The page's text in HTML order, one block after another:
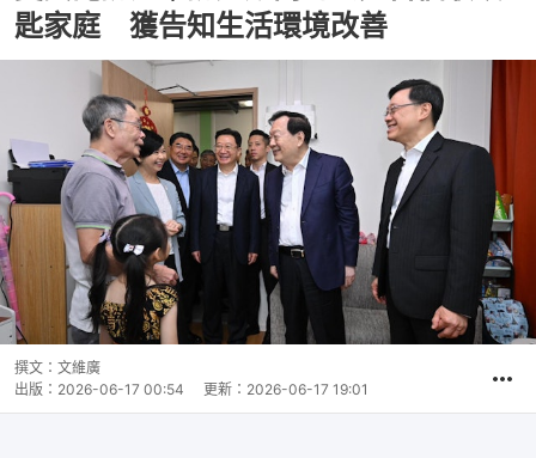
匙家庭 獲告知生活環境改善
撰文： 文維廣
出版： 2026-06-17 00:54 更新： 2026-06-17 19:01